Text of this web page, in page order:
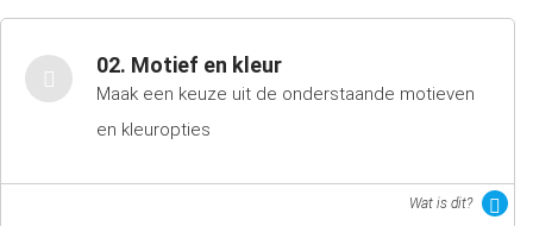
02. Motief en kleur
Maak een keuze uit de onderstaande motieven
en kleuropties
Wat is dit?